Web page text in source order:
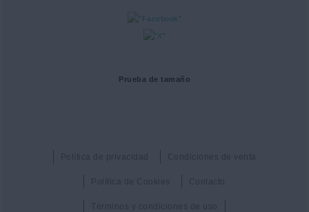
Prueba de tamaño
Política de privacidad Condiciones de venta
Política de Cookies Contacto
Términos y condiciones de uso